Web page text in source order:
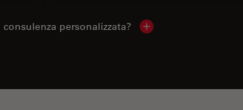
consulenza personalizzata? Show local contacts